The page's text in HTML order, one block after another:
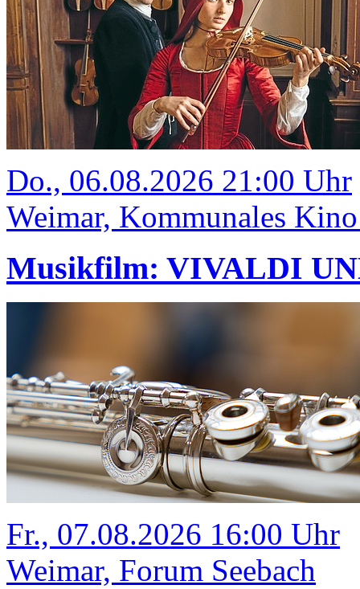
Do., 06.08.2026 21:00 Uhr
Weimar, Kommunales
Musikfilm: VIVALDI
Fr., 07.08.2026 16:00 Uhr
Weimar, Forum Seebach